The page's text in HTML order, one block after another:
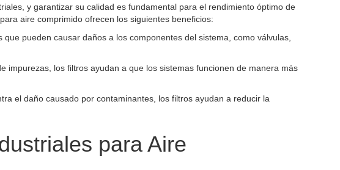
y garantizar su calidad es fundamental para el rendimiento óptimo de
aire comprimido ofrecen los siguientes beneficios:
pueden causar daños a los componentes del sistema, como válvulas,
impurezas, los filtros ayudan a que los sistemas funcionen de manera más
el daño causado por contaminantes, los filtros ayudan a reducir la
para Aire